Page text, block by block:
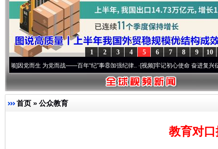
10
9
8
7
6
5
4
3
2
1
生 为党而战——百年“纪”事⑧加强纪律..·[视频]牢记初心使命 奋进复兴征程丨“转折
首页 » 公众教育
教育对